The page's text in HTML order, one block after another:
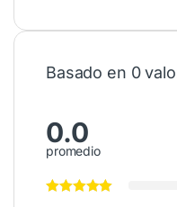
Basado en 0
0.0
promedio